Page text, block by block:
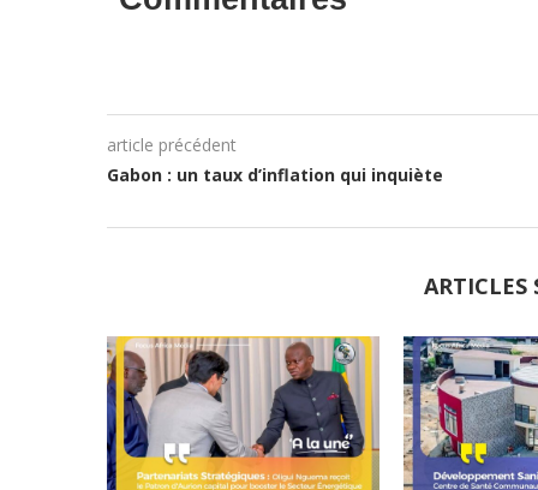
article précédent
Gabon : un taux d’inflation qui inquiète
ARTICLES